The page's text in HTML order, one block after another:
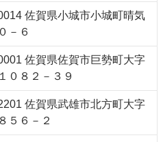
佐賀県小城市小城町晴気
－６
佐賀県佐賀市巨勢町大字
０８２－３９
佐賀県武雄市北方町大字
５６－２